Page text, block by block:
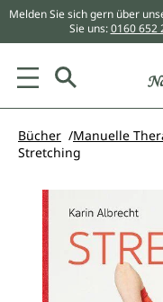
springen
Melden Sie sich gern über
Sie uns:0160 652
Bücher Manuelle
Stretching
Bildergalerie